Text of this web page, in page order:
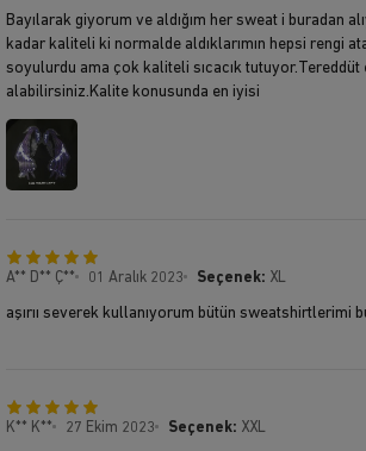
Bayılarak giyorum ve aldığım her sweat i buradan
kadar kaliteli ki normalde aldıklarımın hepsi rengi
soyulurdu ama çok kaliteli sıcacık tutuyor.Tereddüt
alabilirsiniz.Kalite konusunda en iyisi
A** D** Ç** 01 Aralık 2023 Seçenek: XL
aşırıı severek kullanıyorum bütün sweatshirtlerimi
K** K** 27 Ekim 2023 Seçenek: XXL